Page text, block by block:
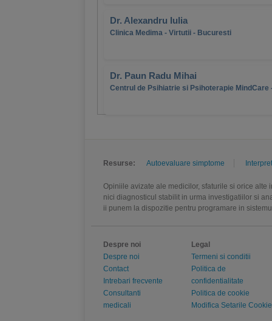
Dr. Alexandru Iulia
Clinica Medima - Virtutii - Bucuresti
Dr. Paun Radu Mihai
Centrul de Psihiatrie si Psihoterapie MindCare
Resurse: Autoevaluare simptome
Opiniile avizate ale medicilor, sfaturile si orice
nici diagnosticul stabilit in urma investigatiilor si
ii punem la dispozitie pentru programare in
Despre noi
Despre noi
Contact
Intrebari frecvente
Consultanti
medicali
Legal
Termeni si conditii
Politica de
confidentialitate
Politica de cookie
Modifica Setarile Cookie